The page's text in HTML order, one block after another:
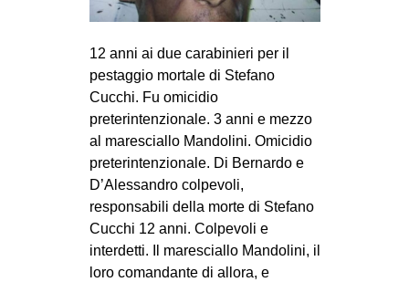
MOBILITAZIONI
SPAZI
SPORT POPOLARE
MOVIMENTI
AMBIENTE
ANTIFASCISMO
DIRITTO ALL’ABITARE
12 anni ai due carabinieri per il
pestaggio mortale di Stefano
Cucchi. Fu omicidio
preterintenzionale. 3 anni e mezzo
al maresciallo Mandolini. Omicidio
preterintenzionale. Di Bernardo e
D’Alessandro colpevoli,
responsabili della morte di Stefano
Cucchi 12 anni. Colpevoli e
interdetti. Il maresciallo Mandolini, il
loro comandante di allora, e